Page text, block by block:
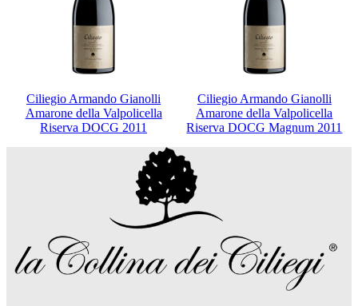
Ciliegio Armando Gianolli
Amarone della Valpolicella
Riserva DOCG 2011
Ciliegio Armando Gianolli
Amarone della Valpolicella
Riserva DOCG Magnum 2011